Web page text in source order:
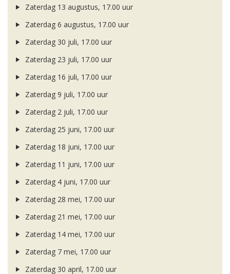
Zaterdag 13 augustus, 17.00 uur
Zaterdag 6 augustus, 17.00 uur
Zaterdag 30 juli, 17.00 uur
Zaterdag 23 juli, 17.00 uur
Zaterdag 16 juli, 17.00 uur
Zaterdag 9 juli, 17.00 uur
Zaterdag 2 juli, 17.00 uur
Zaterdag 25 juni, 17.00 uur
Zaterdag 18 juni, 17.00 uur
Zaterdag 11 juni, 17.00 uur
Zaterdag 4 juni, 17.00 uur
Zaterdag 28 mei, 17.00 uur
Zaterdag 21 mei, 17.00 uur
Zaterdag 14 mei, 17.00 uur
Zaterdag 7 mei, 17.00 uur
Zaterdag 30 april, 17.00 uur